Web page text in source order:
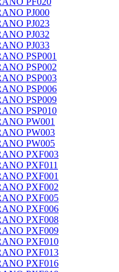
PJ000
PJ023
PJ032
PJ033
PSP001
PSP002
PSP003
PSP006
PSP009
PSP010
PW001
PW003
PW005
PXF003
PXF011
PXF001
PXF002
PXF005
PXF006
PXF008
PXF009
PXF010
PXF013
PXF016